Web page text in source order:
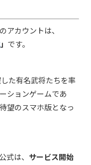
アカウントは、
」 です。
た有名武将たちを率
ションゲームであ
望のスマホ版となっ
式は、 サービス開始